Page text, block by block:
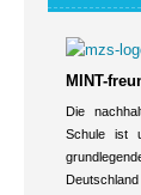
MINT-
Die
Schule ist